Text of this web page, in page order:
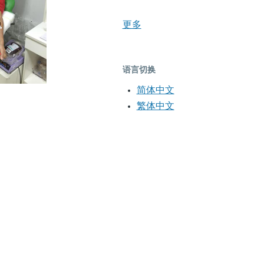
更多
语言切换
简体中文
繁体中文